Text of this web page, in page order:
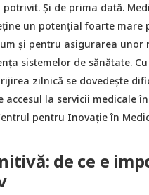
Şi de prima dată.
un potențial foarte
și pentru asigurarea unor
sistemelor de sănătate.
zilnică se dovedește
accesul la servicii medicale
pentru Inovație în
de ce e